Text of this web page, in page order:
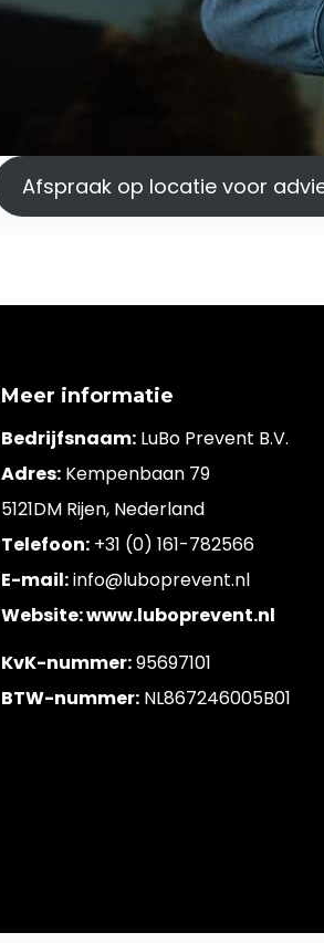
Afspraak op locatie voor
Meer informatie
Bedrijfsnaam: LuBo Prevent B.V.
Adres: Kempenbaan 79
5121DM Rijen, Nederland
Telefoon: +31 (0) 161-782566
E-mail:info@luboprevent.nl
Website: www.luboprevent.nl
KvK-nummer:95697101
BTW-nummer: NL867246005B01